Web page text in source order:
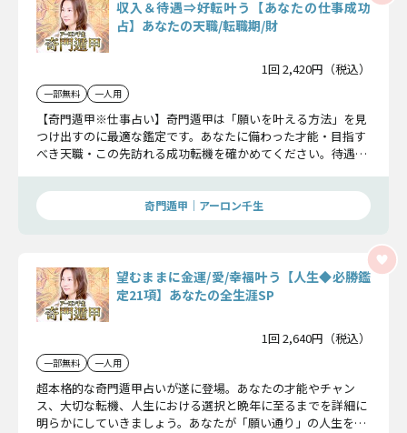
収入＆待遇⇒好転叶う【あなたの仕事成功
占】あなたの天職/転職期/財
1回 2,420円（税込）
一部無料 一人用
【奇門遁甲※仕事占い】奇門遁甲は「願いを叶える方法」を見
つけ出すのに最適な鑑定です。あなたに備わった才能・目指す
べき天職・この先訪れる成功転機を確かめてください。待遇の
奇門遁甲｜アーロン千生
望むままに金運/愛/幸福叶う【人生◆必勝鑑
定21項】あなたの全生涯SP
1回 2,640円（税込）
一部無料 一人用
超本格的な奇門遁甲占いが遂に登場。あなたの才能やチャン
ス、大切な転機、人生における選択と晩年に至るまでを詳細に
明らかにしていきましょう。あなたが「願い通り」の人生を叶